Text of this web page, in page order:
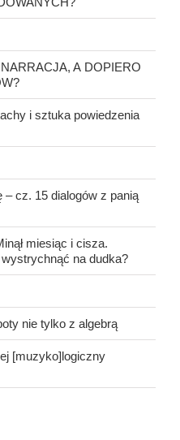
A DOPIERO
i sztuka powiedzenia
– cz. 15 dialogów z panią
miesiąc i cisza.
na dudka?
nie tylko z algebrą
[muzyko]logiczny